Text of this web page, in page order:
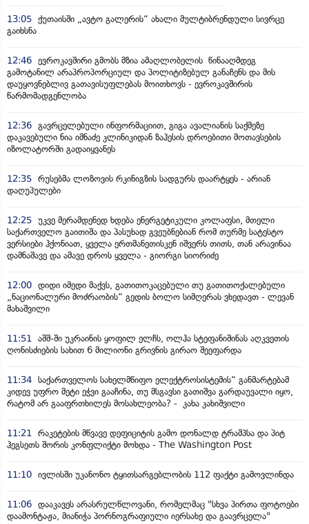
13:05 ქუთაისში „ავტო გალერის“ ახალი მულტიბრენდული სივრცე
გაიხსნა
12:46 ევროკავშირი გმობს მზია ამაღლობელის წინააღმდეგ
გამოტანილ არაპროპორციულ და პოლიტიზებულ განაჩენს და მის
დაუყოვნებლივ გათავისუფლებას მოითხოვს - ევროკავშირის
წარმომადგენლობა
12:36 გავრცელებული ინფორმაციით, გიგა ავალიანის საქმეზე
დაკავებული ნია იმნაძე კლინიკიდან ზაჰესის დროებითი მოთავსების
იზოლატორში გადაიყვანეს
12:35 რუსებმა ლოზოვის რკინიგზის სადგურს დაარტყეს - არიან
დაღუპულები
12:25 უკვე მერამდენედ ხდება ენერგეტიკული კოლაფსი, მთელი
საქართველო გაითიშა და პასუხად გვეუბნებიან რომ თურმე სატესტო
ვერსიები ჰქონიათ, ყველა ერთმანეთისკენ იშვერს თითს, თან არავინაა
დამნაშავე და ამავე დროს ყველა - გიორგი სიორიძე
12:00 დიდი იმედი მაქვს, გათითოკაცებული თუ გათითოქალებული
„ნაციონალური მოძრაობის“ გედის ბოლო სიმღერას ვხედავთ - ლევან
მახაშვილი
11:51
აშშ-ში უკრაინის ყოფილ ელჩს, ოლჰა სტეფანიშინას აღკვეთის
ღონისძიების სახით 6 მილიონი გრივნის გირაო შეეფარდა
11:34 საქართველოს სახელმწიფო ელექტროსისტემის“ განმარტებამ
კიდევ უფრო მეტი ეჭვი გააჩინა, თუ მსგავსი გათიშვა გარდაუვალი იყო,
რატომ არ გააფრთხილეს მოსახლეობა? - კახა კახიშვილი
11:21
რაკეტების მწვავე დეფიციტის გამო დონალდ ტრამპსა და პიტ
ჰეგსეთს შორის კონფლიქტი მოხდა - The Washington Post
11:10 ივლისში უკანონო ტყითსარგებლობის 112 ფაქტი გამოვლინდა
11:06 დააკავეს არასრულწლოვანი, რომელმაც "სხვა პირთა ფოტოები
დაამონტაჟა, მიანიჭა პორნოგრაფიული იერსახე და გაავრცელა"